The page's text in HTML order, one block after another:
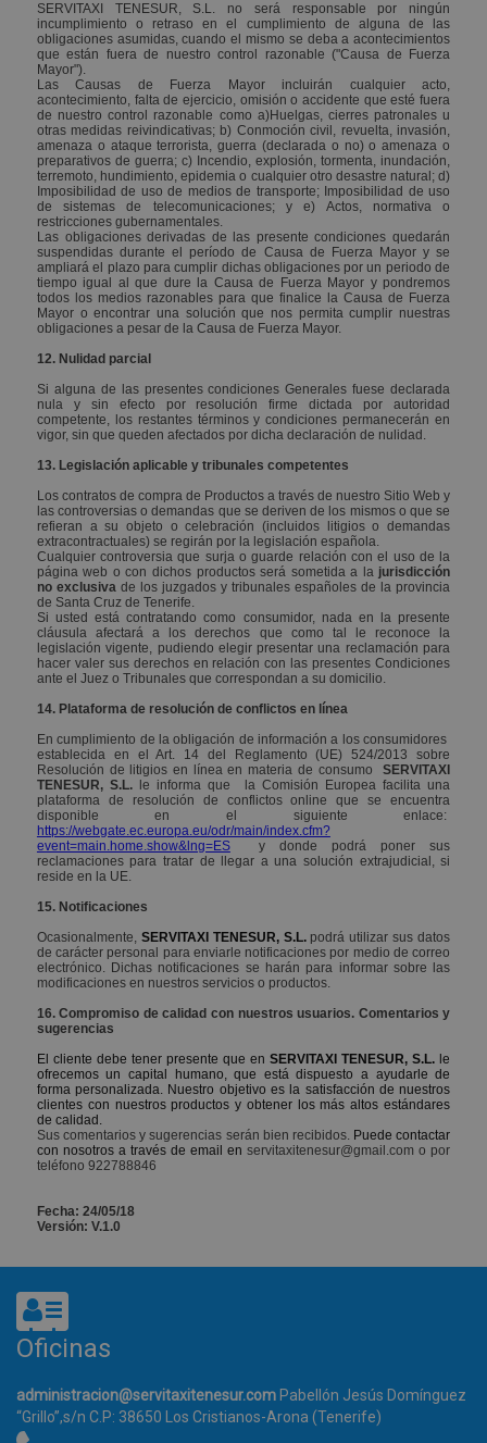
SERVITAXI TENESUR, S.L. no será responsable por ningún
incumplimiento o retraso en el cumplimiento de alguna de las
obligaciones asumidas, cuando el mismo se deba a acontecimientos
que están fuera de nuestro control razonable ("Causa de Fuerza
Mayor").
Las Causas de Fuerza Mayor incluirán cualquier acto,
acontecimiento, falta de ejercicio, omisión o accidente que esté fuera
de nuestro control razonable como a)Huelgas, cierres patronales u
otras medidas reivindicativas; b) Conmoción civil, revuelta, invasión,
amenaza o ataque terrorista, guerra (declarada o no) o amenaza o
preparativos de guerra; c) Incendio, explosión, tormenta, inundación,
terremoto, hundimiento, epidemia o cualquier otro desastre natural; d)
Imposibilidad de uso de medios de transporte; Imposibilidad de uso
de sistemas de telecomunicaciones; y e) Actos, normativa o
restricciones gubernamentales.
Las obligaciones derivadas de las presente condiciones quedarán
suspendidas durante el período de Causa de Fuerza Mayor y se
ampliará el plazo para cumplir dichas obligaciones por un periodo de
tiempo igual al que dure la Causa de Fuerza Mayor y pondremos
todos los medios razonables para que finalice la Causa de Fuerza
Mayor o encontrar una solución que nos permita cumplir nuestras
obligaciones a pesar de la Causa de Fuerza Mayor.
12. Nulidad parcial
Si alguna de las presentes condiciones Generales fuese declarada
nula y sin efecto por resolución firme dictada por autoridad
competente, los restantes términos y condiciones permanecerán en
vigor, sin que queden afectados por dicha declaración de nulidad.
13. Legislación aplicable y tribunales competentes
Los contratos de compra de Productos a través de nuestro Sitio Web y
las controversias o demandas que se deriven de los mismos o que se
refieran a su objeto o celebración (incluidos litigios o demandas
extracontractuales) se regirán por la legislación española.
Cualquier controversia que surja o guarde relación con el uso de la
página web o con dichos productos será sometida a la jurisdicción
no exclusivade los juzgados y tribunales españoles de la provincia
de Santa Cruz de Tenerife.
Si usted está contratando como consumidor, nada en la presente
cláusula afectará a los derechos que como tal le reconoce la
legislación vigente, pudiendo elegir presentar una reclamación para
hacer valer sus derechos en relación con las presentes Condiciones
ante el Juez o Tribunales que correspondan a su domicilio.
14. Plataforma de resolución de conflictos en línea
En cumplimiento de la obligación de información a los consumidores
establecida en el Art. 14 del Reglamento (UE) 524/2013 sobre
Resolución de litigios en línea en materia de consumoSERVITAXI
TENESUR, S.L. le informa que la Comisión Europea facilita una
plataforma de resolución de conflictos online que se encuentra
disponible en el siguiente enlace:
https://webgate.ec.europa.eu/odr/main/index.cfm?
event=main.home.show&lng=ESy donde podrá poner sus
reclamaciones para tratar de llegar a una solución extrajudicial, si
reside en la UE.
15. Notificaciones
Ocasionalmente, SERVITAXI TENESUR, S.L.podrá utilizar sus datos
de carácter personal para enviarle notificaciones por medio de correo
electrónico. Dichas notificaciones se harán para informar sobre las
modificaciones en nuestros servicios o productos.
16. Compromiso de calidad con nuestros usuarios. Comentarios y
sugerencias
El cliente debe tener presente que enSERVITAXI TENESUR, S.L. le
ofrecemos un capital humano, que está dispuesto a ayudarle de
forma personalizada. Nuestro objetivo es la satisfacción de nuestros
clientes con nuestros productos y obtener los más altos estándares
de calidad.
Sus comentarios y sugerencias serán bien recibidos. Puede contactar
con nosotros a través de email enservitaxitenesur@gmail.com o por
teléfono 922788846
Fecha: 24/05/18
Versión: V.1.0
Oficinas
administracion@servitaxitenesur.com Pabellón Jesús Domínguez
“Grillo”,s/n C.P: 38650 Los Cristianos-Arona (Tenerife)
Nombre Dominio Vencimiento
IDIOMA
www.servitaxitenesur.com
_ga
.servitaxitenesur.com 2 años
Nombre Dominio
_gat_gtag_UA_161404141_1
.servitaxitenesur.com